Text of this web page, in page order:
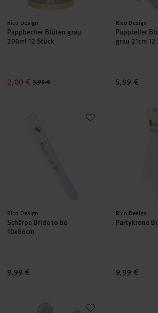
Hersteller:
Rico Design
Pappbecher Blüten grau
200ml 12 Stück
2,00 € 3,99 €
Hersteller:
Rico Design
Pappteller
grau 21cm 12
5,99 €
Schärpe Bride to be 10x86cm
Hersteller:
Rico Design
Schärpe Bride to be
10x86cm
9,99 €
Hersteller:
Rico Design
Partykrone
9,99 €
Partykronen 4,5x5cm 6 Stück